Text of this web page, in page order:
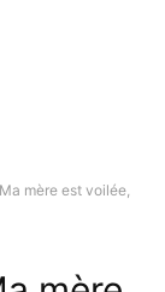
mère est voilée,